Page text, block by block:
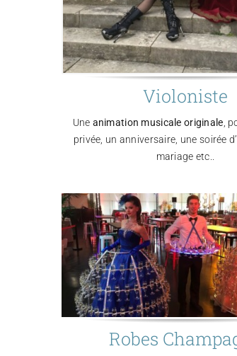
Violoniste
Une animation musicale originale ,
privée, un anniversaire, une soirée
mariage etc..
Robes